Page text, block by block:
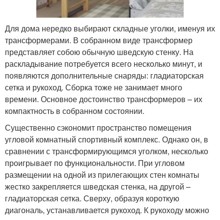
Для дома нередко выбирают складные уголки, именуя их
трансформерами. В собранном виде трансформер
представляет собою обычную шведскую стенку. На
раскладывание потребуется всего несколько минут, и
появляются дополнительные снаряды: гладиаторская
сетка и рукоход. Сборка тоже не занимает много
времени. Основное достоинство трансформеров – их
компактность в собранном состоянии.
Существенно сэкономит пространство помещения
угловой комнатный спортивный комплекс. Однако он, в
сравнении с трансформирующимся уголком, несколько
проигрывает по функциональности. При угловом
размещении на одной из прилегающих стен комнаты
жестко закрепляется шведская стенка, на другой –
гладиаторская сетка. Сверху, образуя короткую
диагональ, устанавливается рукоход. К рукоходу можно